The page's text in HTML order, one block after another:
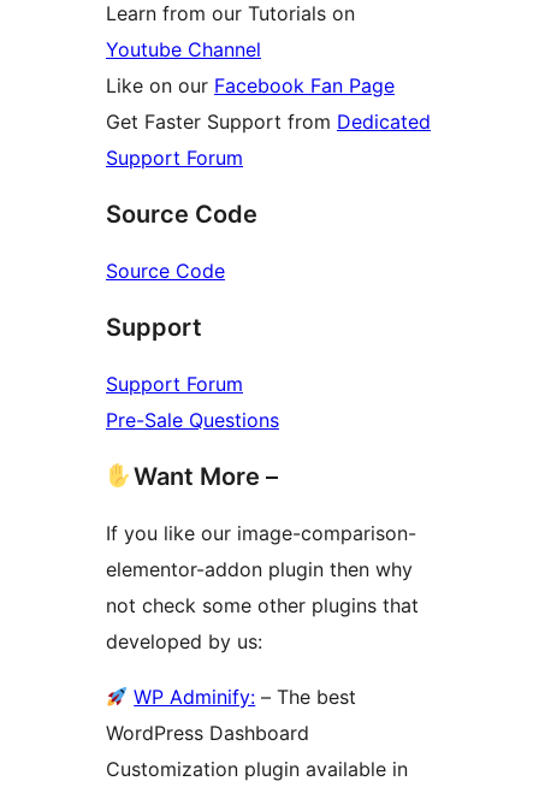
Learn from our Tutorials on
Youtube Channel
Like on our Facebook Fan Page
Get Faster Support from Dedicated
Support Forum
Source Code
Source Code
Support
Support Forum
Pre-Sale Questions
Want More –
If you like our image-comparison-
elementor-addon plugin then why
not check some other plugins that
developed by us:
WP Adminify: – The best
WordPress Dashboard
Customization plugin available in